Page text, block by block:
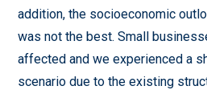
addition, the socioeconomic
was not the best. Small
affected and we experienced a
scenario due to the existing